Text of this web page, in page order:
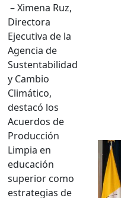
– Ximena Ruz,
Directora
Ejecutiva de la
Agencia de
Sustentabilidad
y Cambio
Climático,
destacó los
Acuerdos de
Producción
Limpia en
educación
superior como
estrategias de